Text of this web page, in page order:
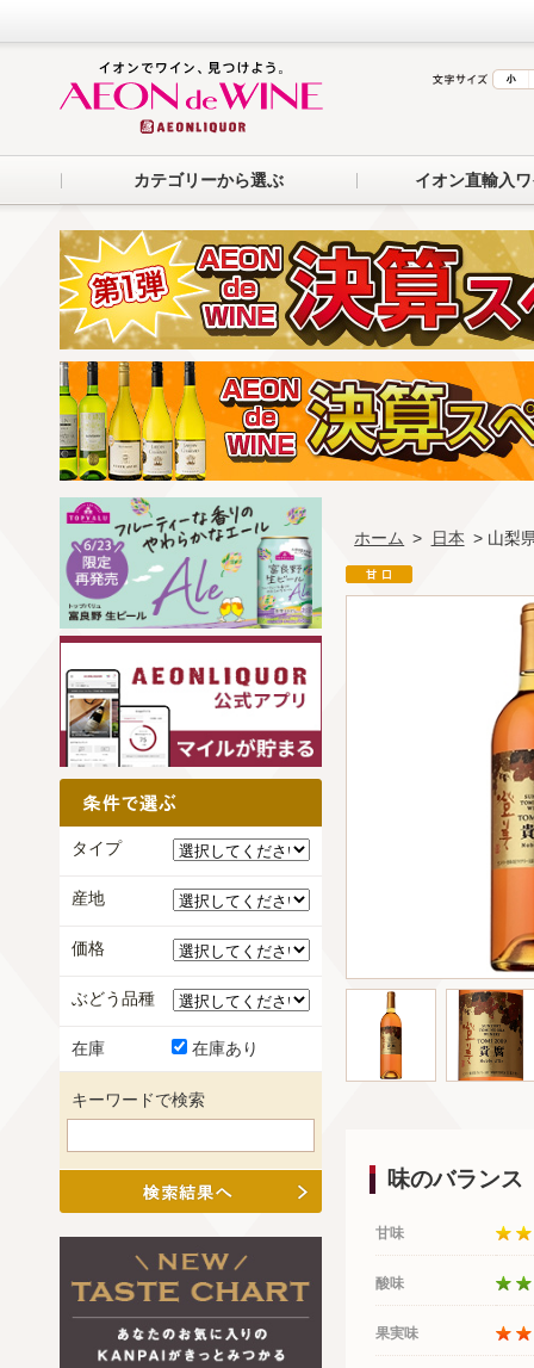
カテゴリーから選ぶ イオン直輸入
ホーム > 日本 > 山梨
味のバランス
甘味
酸味
果実味
タイプ
産地
価格
ぶどう品種
在庫 在庫あり
キーワードで検索